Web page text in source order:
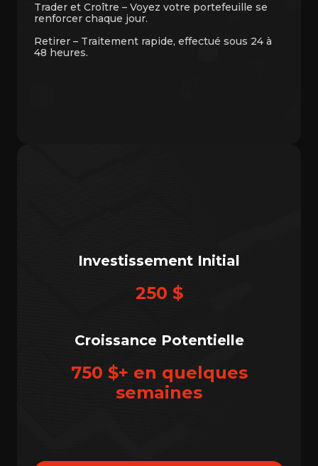
Trader et Croître – Voyez votre portefeuille se
renforcer chaque jour.
Retirer – Traitement rapide, effectué sous 24 à
48 heures.
Investissement Initial
250 $
Croissance Potentielle
750 $+ en quelques
semaines